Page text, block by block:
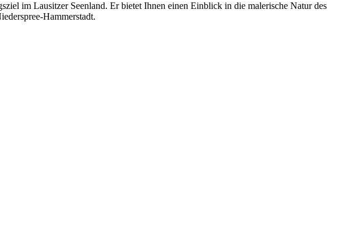
im Lausitzer Seenland. Er bietet Ihnen einen Einblick in die malerische Natur des
Hammerstadt.